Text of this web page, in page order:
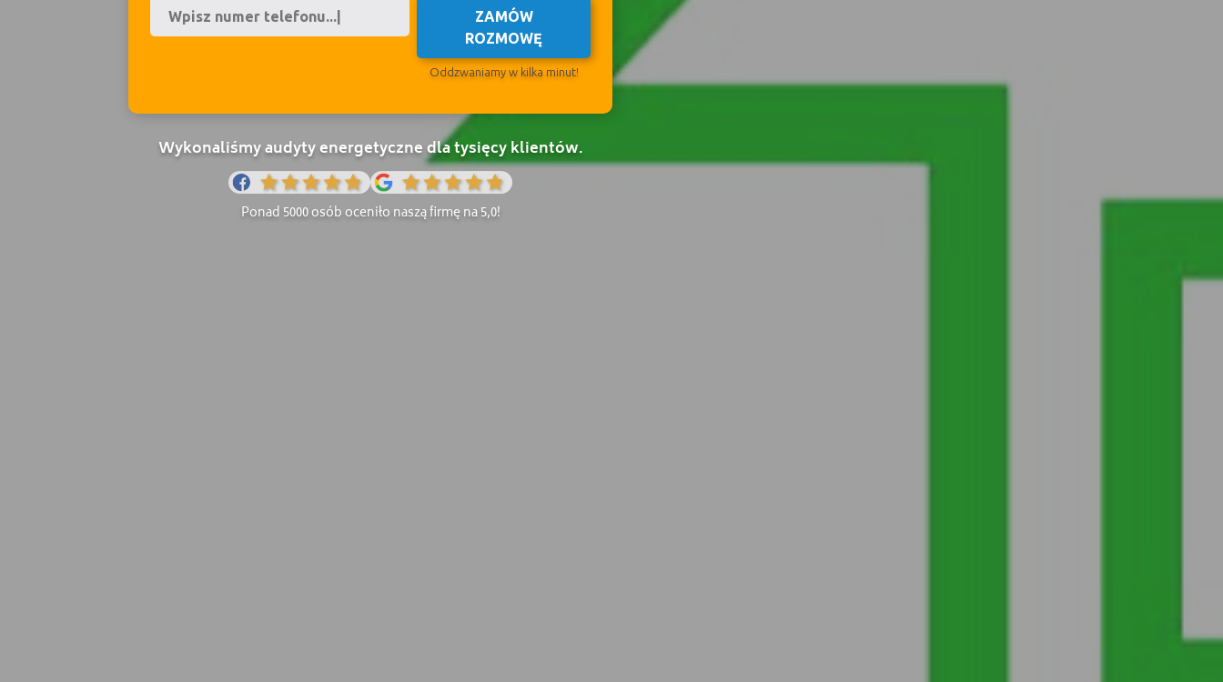
ZAMÓW
ROZMOWĘ
Oddzwaniamy w kilka minut!
Wykonaliśmy audyty energetyczne dla tysięcy klientów.
Ponad 5000 osób oceniło naszą firmę na 5,0!